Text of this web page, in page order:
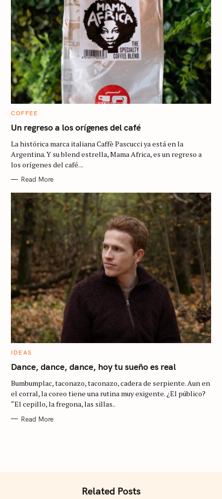
C
T
E
O
R
I
E
COFFEE
Un regreso a los orígenes del café
La histórica marca italiana Caffè Pascucci ya está en la
Argentina. Y su blend estrella, Mama Africa, es un regreso a
los orígenes del café. ..
Read More
C
T
E
O
R
I
E
IDEAS
Dance, dance, dance, hoy tu sueño es real
Bumbumplac, taconazo, taconazo, cadera de serpiente. Aun en
el corral, la coreo tiene una rutina muy exigente. ¿El público?
“El cepillo, la fregona, las sillas..
Read More
Related Posts
S
e
a
r
c
h
f
o